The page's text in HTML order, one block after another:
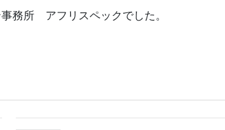
務所 アフリスペックでした。